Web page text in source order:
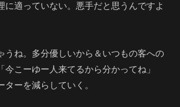
に適っていない。悪手だと思うんですよ
うね。多分優しいから＆いつもの客への
今こーゆー人来てるから分かってね」
ーを減らしていく。